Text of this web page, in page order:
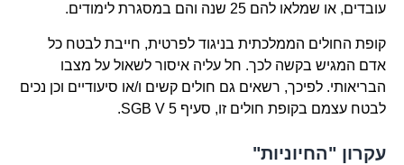
עובדים, או שמלאו להם 25 שנה והם במסגרת לימודים.
קופת החולים הממלכתית בניגוד לפרטית, חייבת לבטח כל
אדם המגיש בקשה לכך. חל עליה איסור לשאול על מצבו
הבריאותי. לפיכך, רשאים גם חולים קשים ו/או סיעודיים וכן נכים
לבטח עצמם בקופת חולים זו, סעיף 5 SGB V.
עקרון "החיוניות"